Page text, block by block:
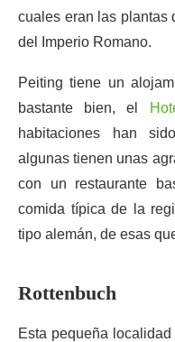
cuales eran las plantas
del Imperio Romano.
Peiting tiene un
bastante bien, el
habitaciones han
algunas tienen unas
con un restaurante
comida típica de la
tipo alemán, de esas
Rottenbuch
Esta pequeña